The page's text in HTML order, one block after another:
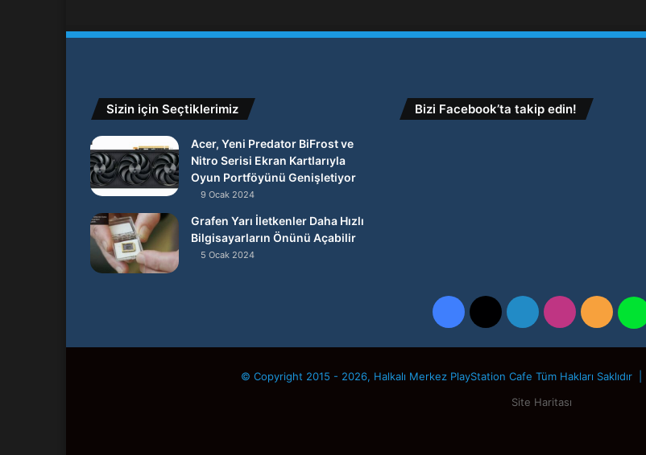
Sizin için Seçtiklerimiz
Acer, Yeni Predator BiFrost ve
Nitro Serisi Ekran Kartlarıyla
Oyun Portföyünü Genişletiyor
9 Ocak 2024
Grafen Yarı İletkenler Daha Hızlı
Bilgisayarların Önünü Açabilir
5 Ocak 2024
Bizi Facebook’ta takip edin!
Facebook
X LinkedInInstagram
RSS
© Copyright 2015 - 2026, Halkalı Merkez PlayStation Cafe Tüm Hakları Saklıdır |
Site Haritası